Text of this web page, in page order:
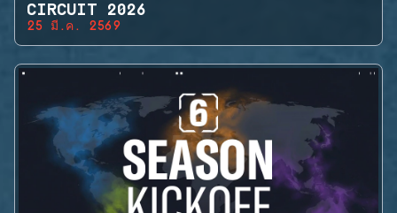
CIRCUIT 2026
25 มี.ค. 2569